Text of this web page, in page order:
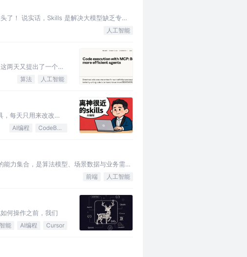
了！ 说实话，Skills 是解决大模型缺乏专业
人工智能
两天又提出了一个新
算法 人工智能
，每天只用来改改
AI编程 CodeBuddy
力集合，是算法模型、场景数据与业务需求
前端 人工智能
何操作之前，我们
能 AI编程 Cursor